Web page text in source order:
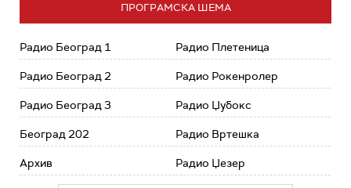
ПРОГРАМСКА ШЕМА
Радио Београд 1
Радио Београд 2
Радио Београд 3
Београд 202
Архив
Радио Плетеница
Радио Рокенролер
Радио Џубокс
Радио Вртешка
Радио Џезер